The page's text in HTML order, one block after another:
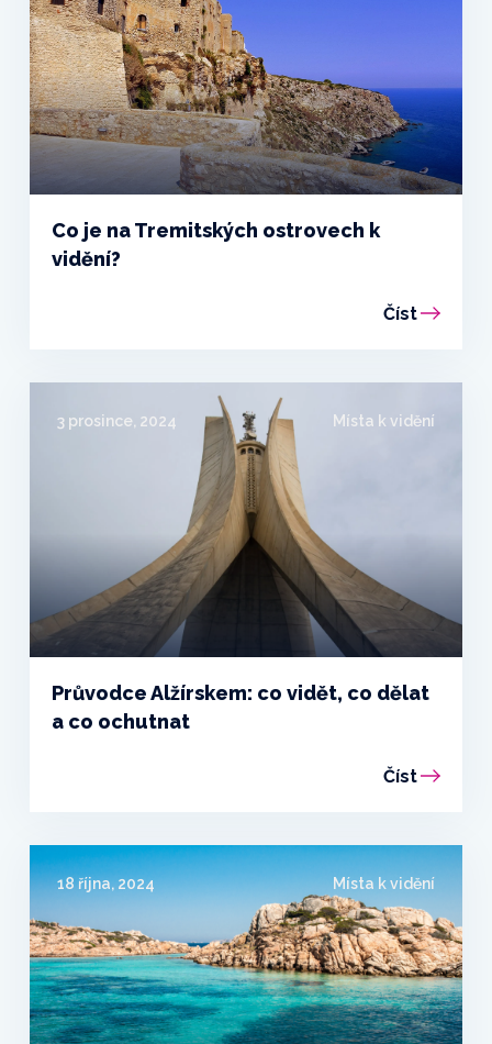
Co je na Tremitských ostrovech k
vidění?
Číst
3 prosince, 2024 Místa k vidění
Průvodce Alžírskem: co vidět, co dělat
a co ochutnat
Číst
18 října, 2024 Místa k vidění